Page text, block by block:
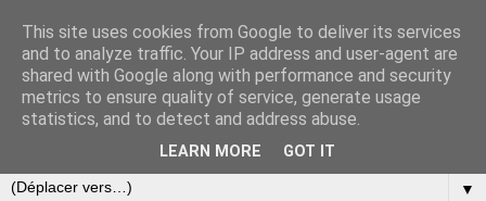
▼
This site uses cookies from Google to deliver its services
and to analyze traffic. Your IP address and user-agent are
shared with Google along with performance and security
metrics to ensure quality of service, generate usage
statistics, and to detect and address abuse.
LEARN MORE GOT IT